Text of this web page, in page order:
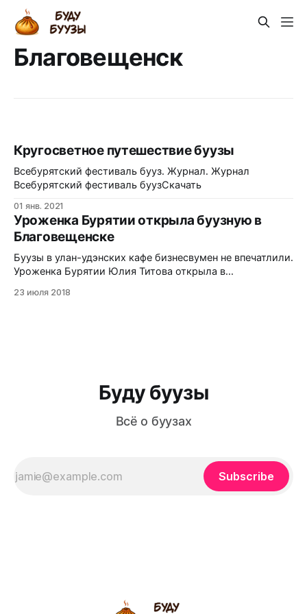
Благовещенск
Кругосветное путешествие буузы
Всебурятский фестиваль бууз. Журнал. Журнал
Всебурятский фестиваль буузСкачать
01 янв. 2021
Уроженка Бурятии открыла буузную в
Благовещенске
Буузы в улан-удэнских кафе бизнесвумен не впечатлили.
Уроженка Бурятии Юлия Титова открыла в
кухни. Кто сможет приготовить национальную
23 июля 2018
Буду буузы
Всё о буузах
Subscribe